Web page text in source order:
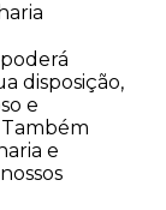
disposição,
e
e